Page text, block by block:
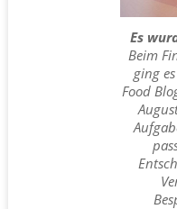
Es
Beim
ging
Food